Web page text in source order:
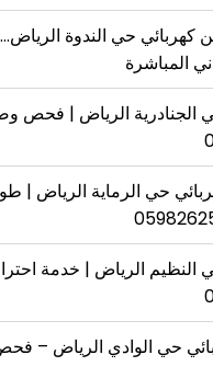
كهربائي حي الندوة
المباشرة
الجنادرية الرياض | فحص
حي الرماية الرياض |
النظيم الرياض | خدمة
حي الوادي الرياض –